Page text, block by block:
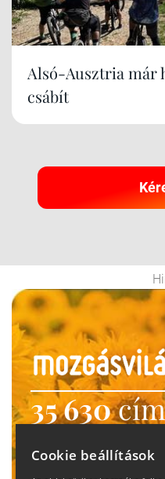
Alsó-Ausztria már
csábít
35 630
heti
Cookie beállítások